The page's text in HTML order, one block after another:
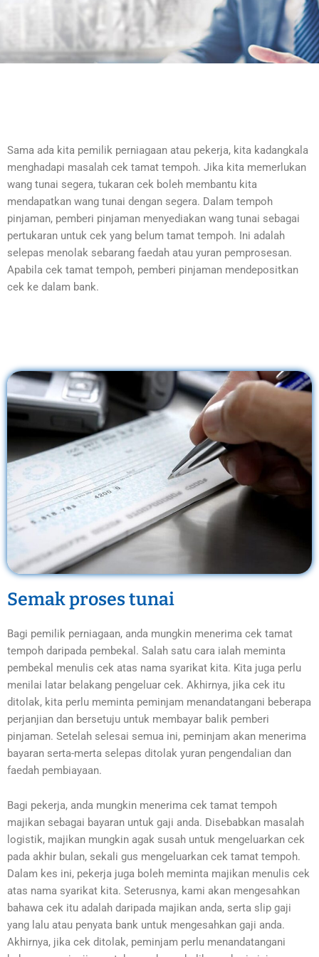
Sama ada kita pemilik perniagaan atau pekerja, kita kadangkala
menghadapi masalah cek tamat tempoh. Jika kita memerlukan
wang tunai segera, tukaran cek boleh membantu kita
mendapatkan wang tunai dengan segera. Dalam tempoh
pinjaman, pemberi pinjaman menyediakan wang tunai sebagai
pertukaran untuk cek yang belum tamat tempoh. Ini adalah
selepas menolak sebarang faedah atau yuran pemprosesan.
Apabila cek tamat tempoh, pemberi pinjaman mendepositkan
cek ke dalam bank.
Semak proses tunai
Bagi pemilik perniagaan, anda mungkin menerima cek tamat
tempoh daripada pembekal. Salah satu cara ialah meminta
pembekal menulis cek atas nama syarikat kita. Kita juga perlu
menilai latar belakang pengeluar cek. Akhirnya, jika cek itu
ditolak, kita perlu meminta peminjam menandatangani beberapa
perjanjian dan bersetuju untuk membayar balik pemberi
pinjaman. Setelah selesai semua ini, peminjam akan menerima
bayaran serta-merta selepas ditolak yuran pengendalian dan
faedah pembiayaan.
Bagi pekerja, anda mungkin menerima cek tamat tempoh
majikan sebagai bayaran untuk gaji anda. Disebabkan masalah
logistik, majikan mungkin agak susah untuk mengeluarkan cek
pada akhir bulan, sekali gus mengeluarkan cek tamat tempoh.
Dalam kes ini, pekerja juga boleh meminta majikan menulis cek
atas nama syarikat kita. Seterusnya, kami akan mengesahkan
bahawa cek itu adalah daripada majikan anda, serta slip gaji
yang lalu atau penyata bank untuk mengesahkan gaji anda.
Akhirnya, jika cek ditolak, peminjam perlu menandatangani